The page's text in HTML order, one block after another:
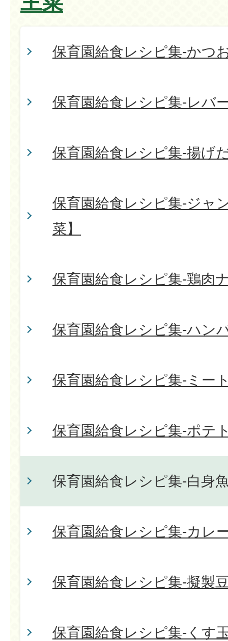
保育園給食レシピ集-かつ
保育園給食レシピ集-レバ
保育園給食レシピ集-揚げ
保育園給食レシピ集-ジャ
菜】
保育園給食レシピ集-鶏肉
保育園給食レシピ集-ハン
保育園給食レシピ集-ミー
保育園給食レシピ集-ポテ
保育園給食レシピ集-白身
保育園給食レシピ集-カレ
保育園給食レシピ集-擬製
保育園給食レシピ集-くす